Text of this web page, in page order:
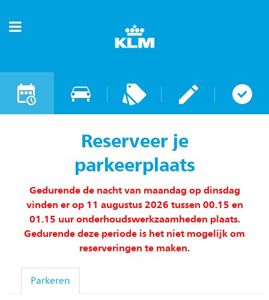
Navigatie
Reserveer je
parkeerplaats
Gedurende de nacht van maandag op dinsdag
vinden er op 11 augustus 2026 tussen 00.15 en
01.15 uur onderhoudswerkzaamheden plaats.
Gedurende deze periode is het niet mogelijk om
reserveringen te maken.
Parkeren